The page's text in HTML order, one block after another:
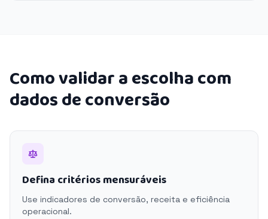
Como validar a escolha com
dados de conversão
Defina critérios mensuráveis
Use indicadores de conversão, receita e eficiência
operacional.